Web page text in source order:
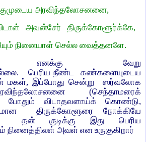
அரவிந்தலோசனனை,
அவன்சேர் திருக்கோளூர்க்கே,
நினையாள் செல்ல வைத்தனளே.
எனக்கு வேறு
பெரிய நீண்ட கண்களையுடைய
மகள், இப்போது சென்று ஸர்வலோக
(செந்தாமரைக்
போதும் விடாதவளாய்க் கொண்டு,
திருக்கோளூரை நோக்கியே
குடிக்கு இது பெரிய
நினைத்திலள் அவள் என உருகுகிறார்